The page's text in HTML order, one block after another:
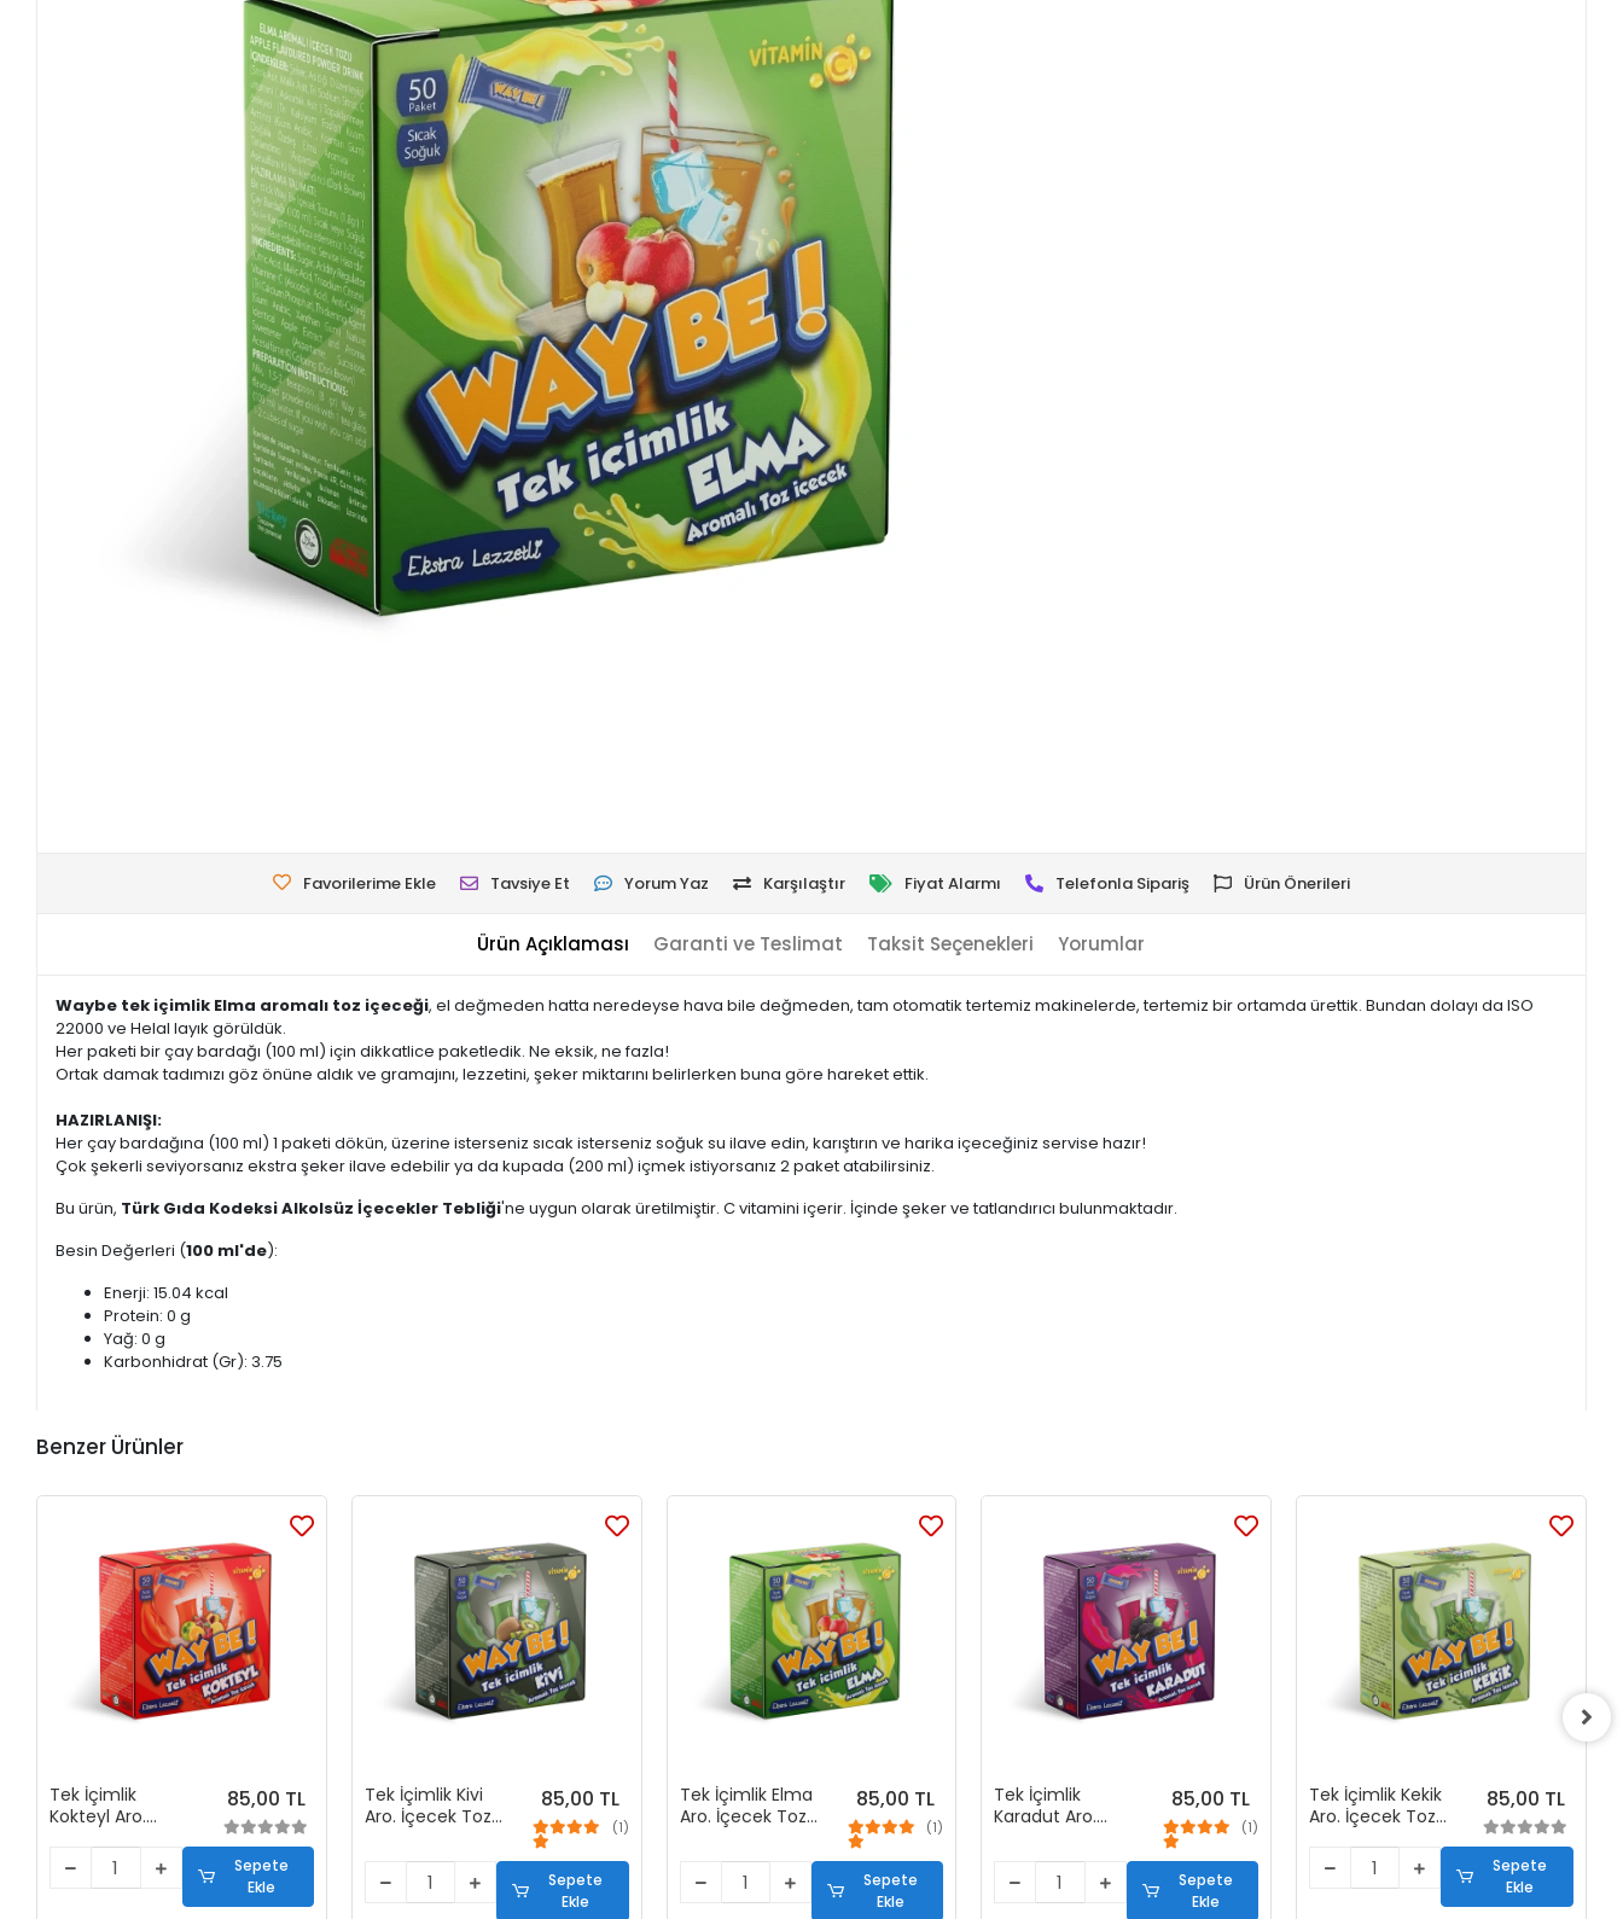
Favorilerime Ekle Tavsiye Et Yorum Yaz Karşılaştır Fiyat Alarmı Telefonla Sipariş Ürün Önerileri
Ürün Açıklaması Garanti ve Teslimat Taksit Seçenekleri Yorumlar
Waybe tek içimlik Elma aromalı toz içeceği, el değmeden hatta neredeyse hava bile değmeden, tam otomatik tertemiz makinelerde, tertemiz bir ortamda ürettik. Bundan dolayı da ISO
22000 ve Helal layık görüldük.
Her paketi bir çay bardağı (100 ml) için dikkatlice paketledik. Ne eksik, ne fazla!
Ortak damak tadımızı göz önüne aldık ve gramajını, lezzetini, şeker miktarını belirlerken buna göre hareket ettik.
HAZIRLANIŞI:
Her çay bardağına (100 ml) 1 paketi dökün, üzerine isterseniz sıcak isterseniz soğuk su ilave edin, karıştırın ve harika içeceğiniz servise hazır!
Çok şekerli seviyorsanız ekstra şeker ilave edebilir ya da kupada (200 ml) içmek istiyorsanız 2 paket atabilirsiniz.
Bu ürün, Türk Gıda Kodeksi Alkolsüz İçecekler Tebliği'ne uygun olarak üretilmiştir. C vitamini içerir. İçinde şeker ve tatlandırıcı bulunmaktadır.
Besin Değerleri (100 ml'de):
Enerji: 15.04 kcal
Protein: 0 g
Yağ: 0 g
Karbonhidrat (Gr): 3.75
Benzer Ürünler
Tek İçimlik
Kokteyl Aro.
85,00 TL
Sepete
Ekle
Tek İçimlik Kivi
Aro. İçecek Tozu
85,00 TL
(1)
Sepete
Ekle
Tek İçimlik Elma
Aro. İçecek Tozu
85,00 TL
(1)
Sepete
Ekle
Tek İçimlik
Karadut Aro.
Stick)
85,00 TL
(1)
Sepete
Ekle
Tek İçimlik Kekik
Aro. İçecek Tozu
85,00 TL
Sepete
Ekle